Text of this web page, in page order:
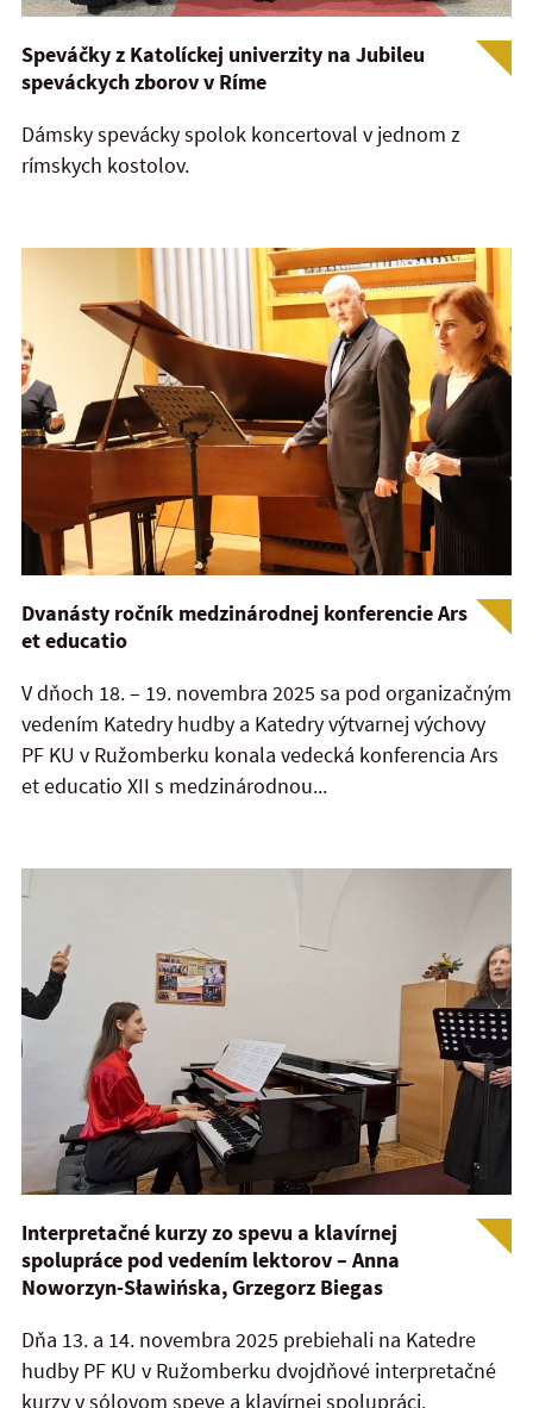
Speváčky z Katolíckej univerzity na Jubileu
speváckych zborov v Ríme
Dámsky spevácky spolok koncertoval v jednom z
rímskych kostolov.
Dvanásty ročník medzinárodnej konferencie Ars
et educatio
V dňoch 18. – 19. novembra 2025 sa pod organizačným
vedením Katedry hudby a Katedry výtvarnej výchovy
PF KU v Ružomberku konala vedecká konferencia Ars
et educatio XII s medzinárodnou...
Interpretačné kurzy zo spevu a klavírnej
spolupráce pod vedením lektorov – Anna
Noworzyn-Sławińska, Grzegorz Biegas
Dňa 13. a 14. novembra 2025 prebiehali na Katedre
hudby PF KU v Ružomberku dvojdňové interpretačné
kurzy v sólovom speve a klavírnej spolupráci.